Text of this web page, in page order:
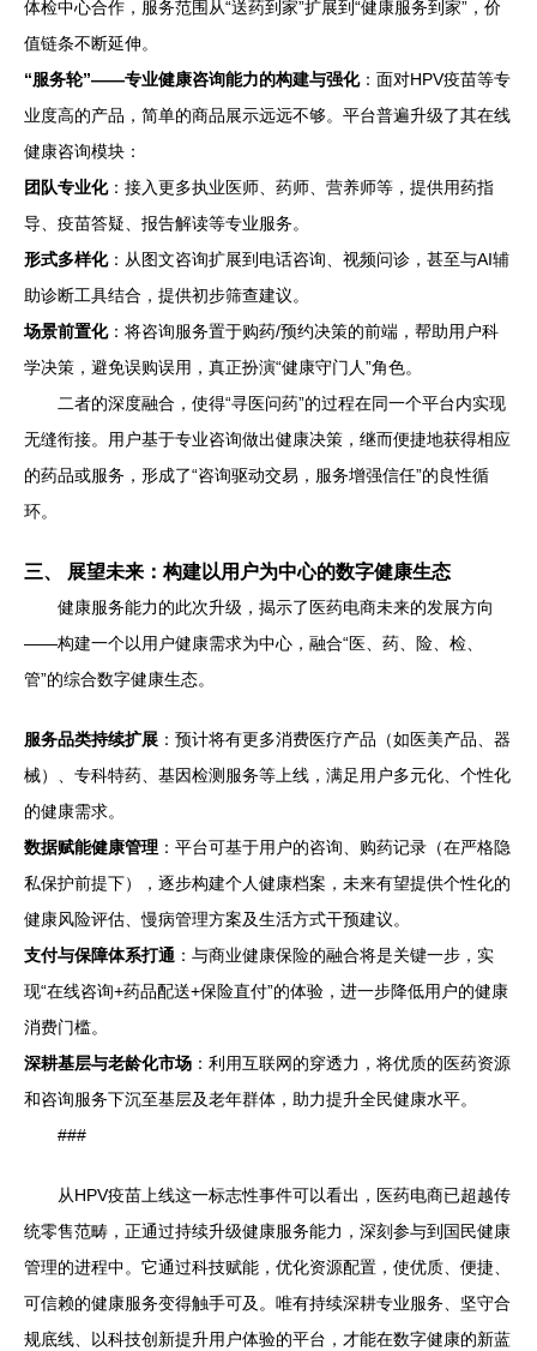
体检中心合作，服务范围从“送药到家”扩展到“健康服务到家”，价
值链条不断延伸。
“服务轮”——专业健康咨询能力的构建与强化：面对HPV疫苗等专
业度高的产品，简单的商品展示远远不够。平台普遍升级了其在线
健康咨询模块：
团队专业化：接入更多执业医师、药师、营养师等，提供用药指
导、疫苗答疑、报告解读等专业服务。
形式多样化：从图文咨询扩展到电话咨询、视频问诊，甚至与AI辅
助诊断工具结合，提供初步筛查建议。
场景前置化：将咨询服务置于购药/预约决策的前端，帮助用户科
学决策，避免误购误用，真正扮演“健康守门人”角色。
二者的深度融合，使得“寻医问药”的过程在同一个平台内实现
无缝衔接。用户基于专业咨询做出健康决策，继而便捷地获得相应
的药品或服务，形成了“咨询驱动交易，服务增强信任”的良性循
环。
三、 展望未来：构建以用户为中心的数字健康生态
健康服务能力的此次升级，揭示了医药电商未来的发展方向
——构建一个以用户健康需求为中心，融合“医、药、险、检、
管”的综合数字健康生态。
服务品类持续扩展 ：预计将有更多消费医疗产品（如医美产品、器
械）、专科特药、基因检测服务等上线，满足用户多元化、个性化
的健康需求。
数据赋能健康管理 ：平台可基于用户的咨询、购药记录（在严格隐
私保护前提下），逐步构建个人健康档案，未来有望提供个性化的
健康风险评估、慢病管理方案及生活方式干预建议。
支付与保障体系打通 ：与商业健康保险的融合将是关键一步，实
现“在线咨询+药品配送+保险直付”的体验，进一步降低用户的健康
消费门槛。
深耕基层与老龄化市场 ：利用互联网的穿透力，将优质的医药资源
和咨询服务下沉至基层及老年群体，助力提升全民健康水平。
###
从HPV疫苗上线这一标志性事件可以看出，医药电商已超越传
统零售范畴，正通过持续升级健康服务能力，深刻参与到国民健康
管理的进程中。它通过科技赋能，优化资源配置，使优质、便捷、
可信赖的健康服务变得触手可及。唯有持续深耕专业服务、坚守合
规底线、以科技创新提升用户体验的平台，才能在数字健康的新蓝